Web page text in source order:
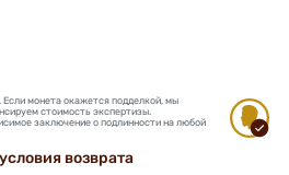
монета окажется подделкой, мы
стоимость экспертизы.
заключение о подлинности на любой
возврата